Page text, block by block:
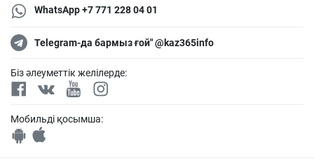
WhatsApp +7 771 228 04 01
Telegram-да бармыз ғой" @kaz365info
Біз әлеуметтік желілерде:
Мобильді қосымша: